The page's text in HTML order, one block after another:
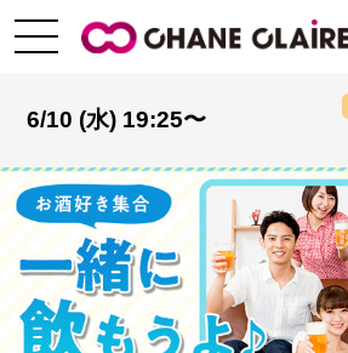
6/10 (水) 19:25〜